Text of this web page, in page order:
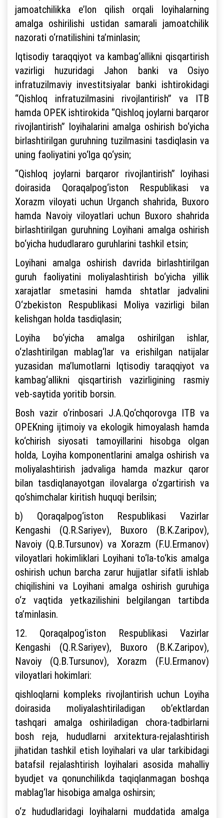
jamoatchilikka e’lon qilish orqali loyihalarning
amalga oshirilishi ustidan samarali jamoatchilik
nazorati o‘rnatilishini ta’minlasin;
Iqtisodiy taraqqiyot va kambag‘allikni qisqartirish
vazirligi huzuridagi Jahon banki va Osiyo
infratuzilmaviy investitsiyalar banki ishtirokidagi
“Qishloq infratuzilmasini rivojlantirish” va ITB
hamda OPEK ishtirokida “Qishloq joylarni barqaror
rivojlantirish” loyihalarini amalga oshirish bo‘yicha
birlashtirilgan guruhning tuzilmasini tasdiqlasin va
uning faoliyatini yo‘lga qo‘ysin;
“Qishloq joylarni barqaror rivojlantirish” loyihasi
doirasida Qoraqalpog‘iston Respublikasi va
Xorazm viloyati uchun Urganch shahrida, Buxoro
hamda Navoiy viloyatlari uchun Buxoro shahrida
birlashtirilgan guruhning Loyihani amalga oshirish
bo‘yicha hududlararo guruhlarini tashkil etsin;
Loyihani amalga oshirish davrida birlashtirilgan
guruh faoliyatini moliyalashtirish bo‘yicha yillik
xarajatlar smetasini hamda shtatlar jadvalini
O‘zbekiston Respublikasi Moliya vazirligi bilan
kelishgan holda tasdiqlasin;
Loyiha bo‘yicha amalga oshirilgan ishlar,
o‘zlashtirilgan mablag‘lar va erishilgan natijalar
yuzasidan ma’lumotlarni Iqtisodiy taraqqiyot va
kambag‘allikni qisqartirish vazirligining rasmiy
veb-saytida yoritib borsin.
Bosh vazir o‘rinbosari J.A.Qo‘chqorovga ITB va
OPEKning ijtimoiy va ekologik himoyalash hamda
ko‘chirish siyosati tamoyillarini hisobga olgan
holda, Loyiha komponentlarini amalga oshirish va
moliyalashtirish jadvaliga hamda mazkur qaror
bilan tasdiqlanayotgan ilovalarga o‘zgartirish va
qo‘shimchalar kiritish huquqi berilsin;
b) Qoraqalpog‘iston Respublikasi Vazirlar
Kengashi (Q.R.Sariyev), Buxoro (B.K.Zaripov),
Navoiy (Q.B.Tursunov) va Xorazm (F.U.Ermanov)
viloyatlari hokimliklari Loyihani to‘la-to‘kis amalga
oshirish uchun barcha zarur hujjatlar sifatli ishlab
chiqilishini va Loyihani amalga oshirish guruhiga
o‘z vaqtida yetkazilishini belgilangan tartibda
ta’minlasin.
12. Qoraqalpog‘iston Respublikasi Vazirlar
Kengashi (Q.R.Sariyev), Buxoro (B.K.Zaripov),
Navoiy (Q.B.Tursunov), Xorazm (F.U.Ermanov)
viloyatlari hokimlari:
qishloqlarni kompleks rivojlantirish uchun Loyiha
doirasida moliyalashtiriladigan ob’ektlardan
tashqari amalga oshiriladigan chora-tadbirlarni
bosh reja, hududlarni arxitektura-rejalashtirish
jihatidan tashkil etish loyihalari va ular tarkibidagi
batafsil rejalashtirish loyihalari asosida mahalliy
byudjet va qonunchilikda taqiqlanmagan boshqa
mablag‘lar hisobiga amalga oshirsin;
o‘z hududlaridagi loyihalarni muddatida amalga